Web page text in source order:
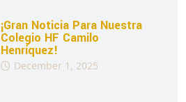
¡Gran Noticia Para Nuestra
Colegio HF Camilo
Henríquez!
December 1, 2025